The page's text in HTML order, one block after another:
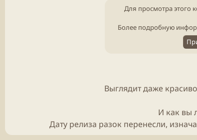
Для просмотра этого
Более подробную
Выглядит даже
И как вы
Дату релиза разок перенесли,